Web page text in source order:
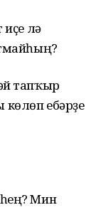
лә
тапҡыр
ебәрҙе
Мин